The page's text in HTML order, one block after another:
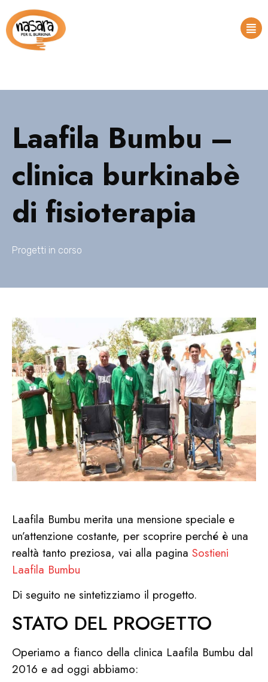
Laafila Bumbu –
clinica burkinabè
di fisioterapia
Progetti in corso
Laafila Bumbu merita una mensione speciale e
un’attenzione costante, per scoprire perché è una
realtà tanto preziosa, vai alla pagina Sostieni
Laafila Bumbu
Di seguito ne sintetizziamo il progetto.
STATO DEL PROGETTO
Operiamo a fianco della clinica Laafila Bumbu dal
2016 e ad oggi abbiamo: